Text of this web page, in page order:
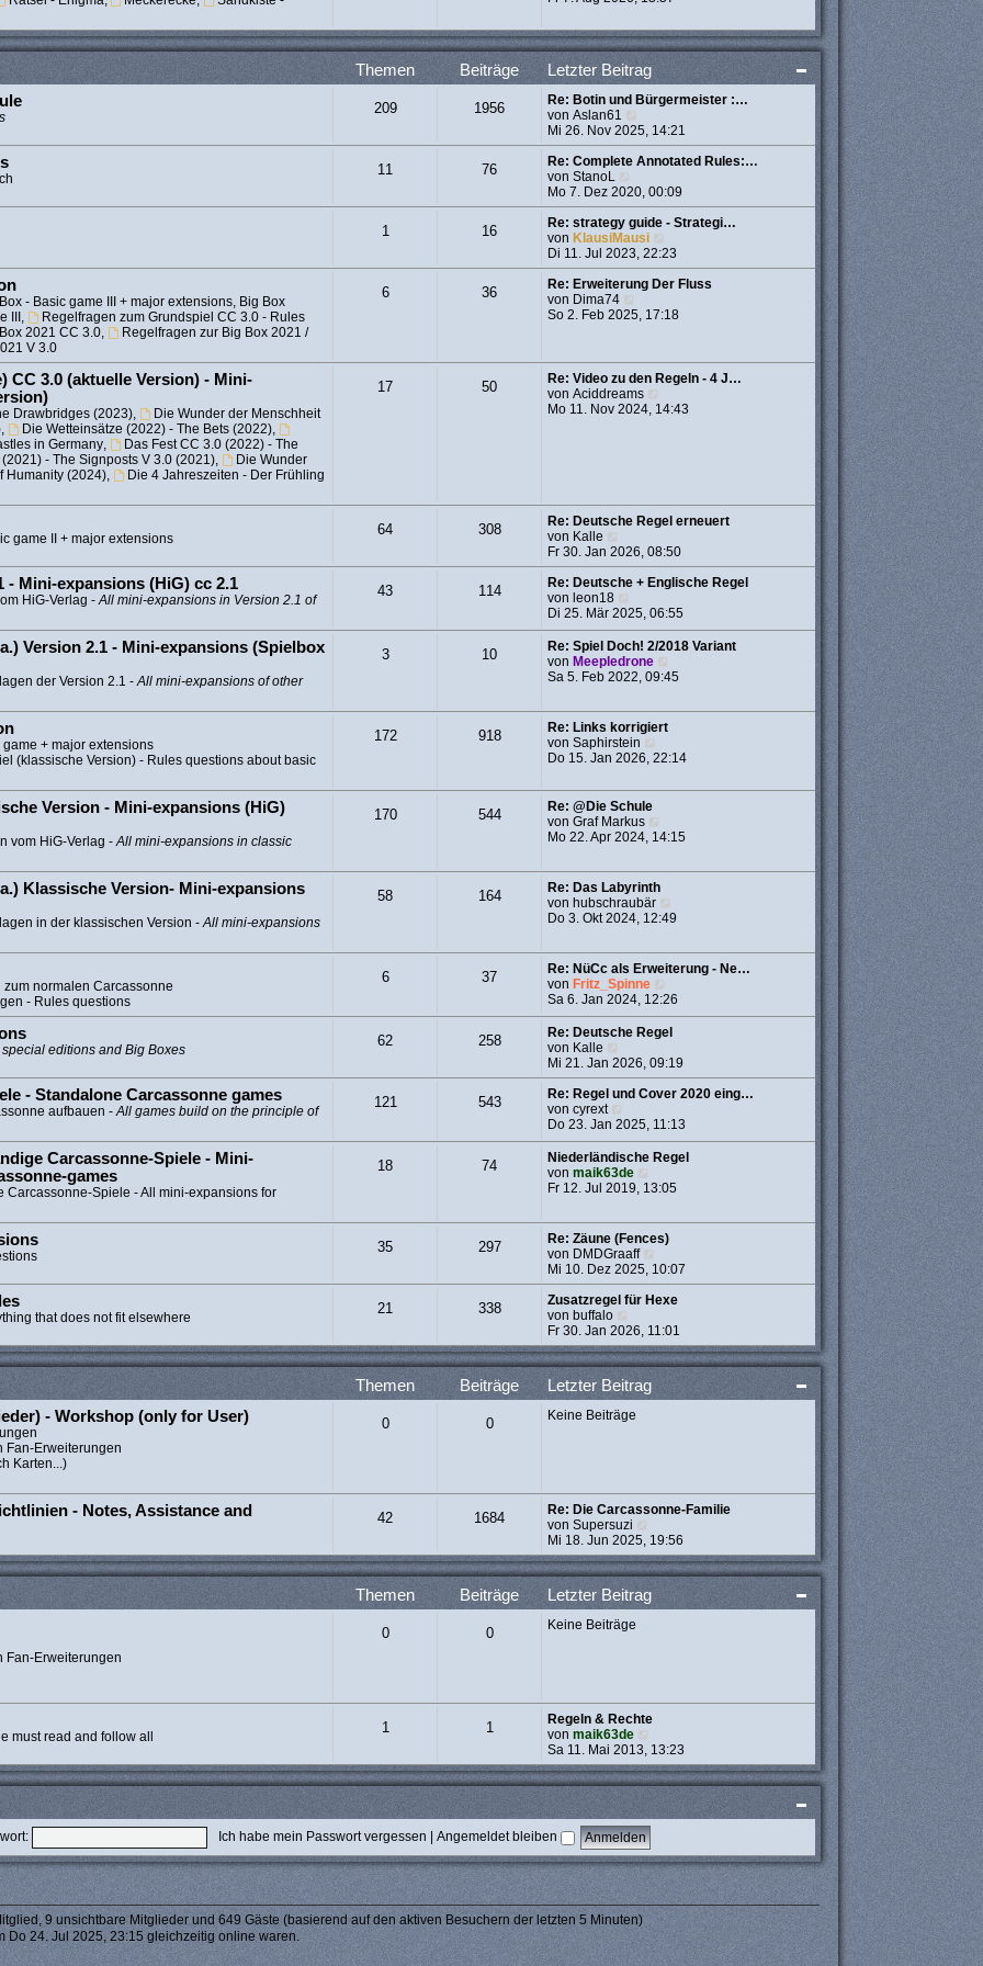
r
B
e
i
t
r
g
e
s
r
B
i
t
r
g
Themen Beiträge Letzter Beitrag
209 1956
Re: Botin und Bürgermeister :…
vonAslan61
e
u
e
t
e
r
B
e
i
t
Mi 26. Nov 2025, 14:21
11 76
Re: Complete Annotated Rules:…
vonStanoL
e
u
e
s
t
e
r
B
e
r
a
g
Mo 7. Dez 2020, 00:09
1 16
Re: strategy guide - Strategi…
von KlausiMausi
e
u
e
t
B
e
t
Di 11. Jul 2023, 22:23
- Basic game III + major extensions, Big Box
III ,
Regelfragen zum Grundspiel CC 3.0 - Rules
2021 CC 3.0,
Regelfragen zur Big Box 2021 /
V 3.0
6 36
Re: Erweiterung Der Fluss
von Dima74
e
s
t
e
r
g
So 2. Feb 2025, 17:18
CC 3.0 (aktuelle Version) - Mini-
Drawbridges (2023),
Die Wunder der Menschheit
, Die Wetteinsätze (2022) - The Bets (2022),
in Germany,
Das Fest CC 3.0 (2022) - The
- The Signposts V 3.0 (2021),
Die Wunder
Humanity (2024), Die 4 Jahreszeiten - Der Frühling
17 50
Re: Video zu den Regeln - 4 J…
vonAciddreams
e
B
e
i
r
a
g
Mo 11. Nov 2024, 14:43
game II + major extensions
64 308
Re: Deutsche Regel erneuert
von Kalle
e
u
e
s
t
e
r
B
e
a
g
Fr 30. Jan 2026, 08:50
- Mini-expansions (HiG) cc 2.1
HiG-Verlag -All mini-expansions in Version 2.1 of
43 114
Re: Deutsche + Englische Regel
von leon18
e
u
e
s
t
B
e
i
t
g
Di 25. Mär 2025, 06:55
Version 2.1 - Mini-expansions (Spielbox
der Version 2.1 -All mini-expansions of other
3 10
Re: Spiel Doch! 2/2018 Variant
von Meepledrone
e
e
t
r
g
Sa 5. Feb 2022, 09:45
+ major extensions
(klassische Version) - Rules questions about basic
172 918
Re: Links korrigiert
vonSaphirstein
e
e
t
e
i
r
g
Do 15. Jan 2026, 22:14
Version - Mini-expansions (HiG)
vom HiG-Verlag -All mini-expansions in classic
170 544
Re: @Die Schule
vonGraf Markus
e
t
e
i
t
r
a
g
Mo 22. Apr 2024, 14:15
Klassische Version- Mini-expansions
in der klassischen Version -All mini-expansions
58 164
Re: Das Labyrinth
von hubschraubär
e
s
e
t
a
g
Do 3. Okt 2024, 12:49
normalen Carcassonne
- Rules questions
6 37
Re: NüCc als Erweiterung - Ne…
von Fritz_Spinne
e
u
e
t
e
r
e
t
a
Sa 6. Jan 2024, 12:26
editions and Big Boxes
62 258
Re: Deutsche Regel
von Kalle
e
u
e
s
t
e
r
B
e
r
a
g
Mi 21. Jan 2026, 09:19
- Standalone Carcassonne games
aufbauen -All games build on the principle of
121 543
Re: Regel und Cover 2020 eing…
voncyrext
e
u
e
s
t
B
e
i
t
r
a
g
Do 23. Jan 2025, 11:13
Carcassonne-Spiele - Mini-
games
Spiele - All mini-expansions for
18 74
Niederländische Regel
vonmaik63de
e
s
t
e
B
i
r
a
g
Fr 12. Jul 2019, 13:05
35 297
Re: Zäune (Fences)
von DMDGraaff
e
u
e
t
e
r
Mi 10. Dez 2025, 10:07
that does not fit elsewhere
21 338
Zusatzregel für Hexe
von buffalo
e
u
e
t
r
r
a
g
Fr 30. Jan 2026, 11:01
Themen Beiträge Letzter Beitrag
- Workshop (only for User)
Fan-Erweiterungen
Karten...)
0 0 Keine Beiträge
- Notes, Assistance and 42 1684
Re: Die Carcassonne-Familie
vonSupersuzi
e
u
e
t
r
a
Mi 18. Jun 2025, 19:56
Themen Beiträge Letzter Beitrag
Fan-Erweiterungen
0 0 Keine Beiträge
must read and follow all
1 1
Regeln & Rechte
vonmaik63de
e
u
e
B
e
i
t
a
Sa 11. Mai 2013, 13:23
Ich habe mein Passwort vergessen Angemeldet bleiben
9 unsichtbare Mitglieder und 649 Gäste (basierend auf den aktiven Besuchern der letzten 5 Minuten)
Do 24. Jul 2025, 23:15 gleichzeitig online waren.